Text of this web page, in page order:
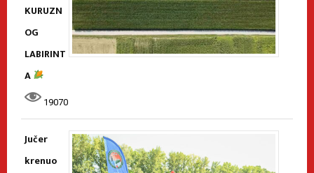
KURUZN
OG
LABIRINT
A
19070
Jučer
krenuo